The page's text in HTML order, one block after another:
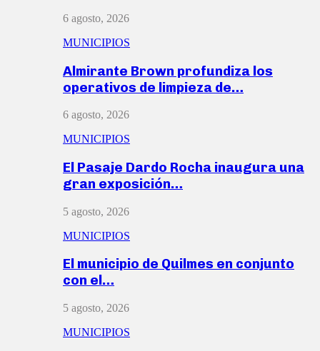
6 agosto, 2026
MUNICIPIOS
Almirante Brown profundiza los
operativos de limpieza de…
6 agosto, 2026
MUNICIPIOS
El Pasaje Dardo Rocha inaugura una
gran exposición…
5 agosto, 2026
MUNICIPIOS
El municipio de Quilmes en conjunto
con el…
5 agosto, 2026
MUNICIPIOS